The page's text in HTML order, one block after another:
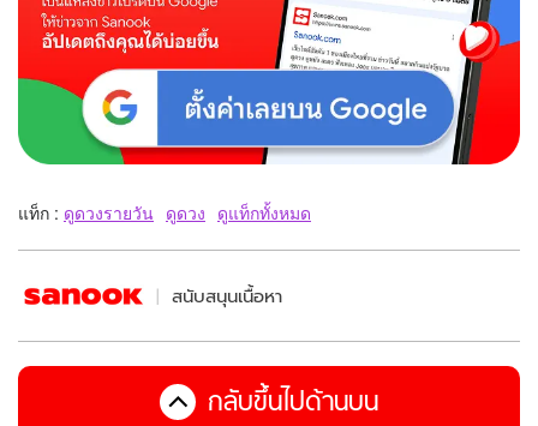
แท็ก : ดูดวงรายวัน ดูดวง ดูแท็กทั้งหมด
สนับสนุนเนื้อหา
กลับขึ้นไปด้านบน